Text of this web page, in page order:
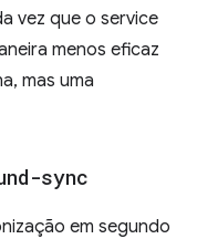
vez que o service
menos eficaz
mas uma
sync
em segundo